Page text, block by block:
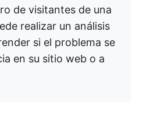
de visitantes de una
realizar un análisis
si el problema se
en su sitio web o a